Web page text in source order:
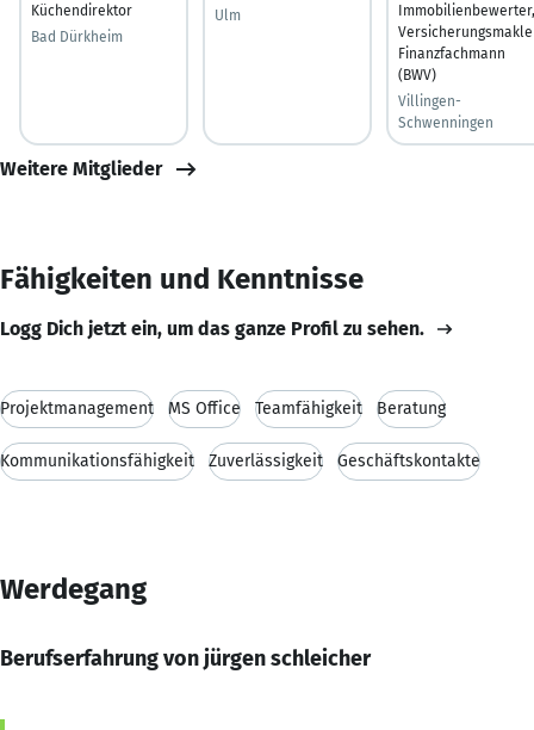
Küchendirektor
Bad Dürkheim
Ulm
Immobilienbewerter,
Finanzfachmann
(BWV)
Villingen-
Schwenningen
Weitere Mitglieder
Fähigkeiten und Kenntnisse
Logg Dich jetzt ein, um das ganze Profil zu sehen.
Projektmanagement MS Office Teamfähigkeit Beratung
Kommunikationsfähigkeit Zuverlässigkeit Geschäftskontakte
Werdegang
Berufserfahrung von jürgen schleicher